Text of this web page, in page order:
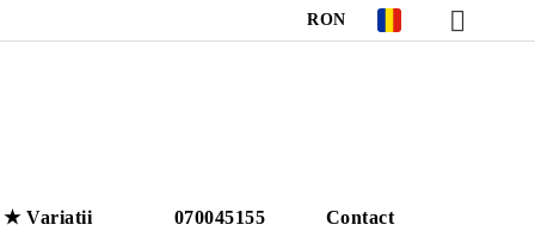
RON
★ Variatii 070045155 Contact